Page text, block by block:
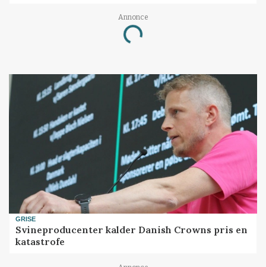
Annonce
Loading...
GRISE
Svineproducenter kalder Danish Crowns pris en
katastrofe